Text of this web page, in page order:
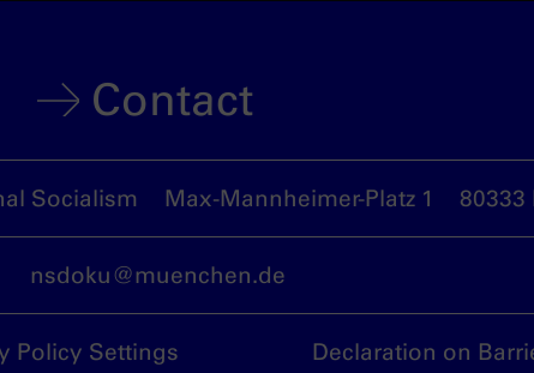
Contact
Socialism Max-Mannheimer-Platz 1 80333
nsdoku@muenchen.de
Policy Settings Declaration on